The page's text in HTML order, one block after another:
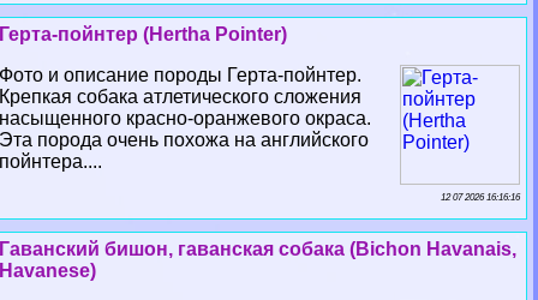
Герта-пойнтер (Hertha Pointer)
Фото и описание породы Герта-пойнтер.
Крепкая собака атлетического сложения
насыщенного красно-оранжевого окраса.
Эта порода очень похожа на английского
пойнтера....
12 07 2026 16:16:16
Гаванский бишон, гаванская собака (Bichon Havanais,
Havanese)